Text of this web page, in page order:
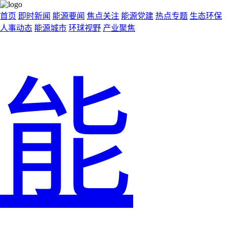
首页 即时新闻 能源要闻 焦点关注 能源党建 热点专题 生态环保
人事动态 能源城市 环球视野 产业聚焦
能